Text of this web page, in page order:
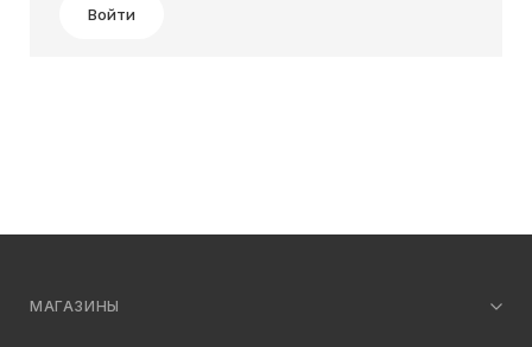
Войти
МАГАЗИНЫ